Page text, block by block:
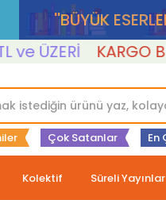
''BÜYÜK
KARGO
Çok Satanlar En
Kolektif Süreli Yayınlar